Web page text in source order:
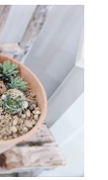
정원